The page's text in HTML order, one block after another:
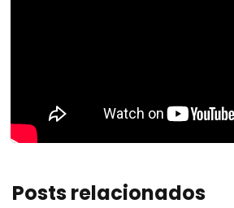
Posts relacionados